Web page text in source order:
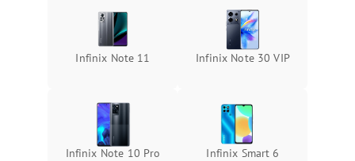
Infinix Note 11 Infinix Note 30 VIP
Infinix Note 10 Pro Infinix Smart 6